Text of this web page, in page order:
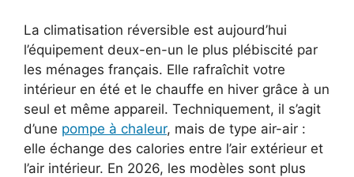
La climatisation réversible est aujourd’hui
l’équipement deux-en-un le plus plébiscité par
les ménages français. Elle rafraîchit votre
intérieur en été et le chauffe en hiver grâce à un
seul et même appareil. Techniquement, il s’agit
d’une pompe à chaleur, mais de type air-air :
elle échange des calories entre l’air extérieur et
l’air intérieur. En 2026, les modèles sont plus